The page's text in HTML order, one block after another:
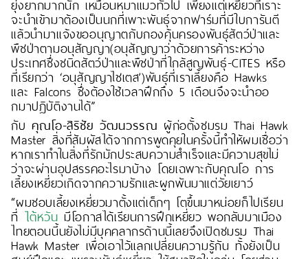
ยุ่งยากมากนัก เหมือนหมาแมวทั่วไป เพียงแต่เหยี่ยวที่เราะ
จะนำเข้ามาต้องเป็นนกที่เพาะพันธุ์จากฟาร์มที่มีใบการันตี
แล้วนำมาแจ้งขออนุญาตกับกองคุ้นครองพันธุ์สัตว์ป่าและ
พืชป่าตามอนุสัญญา(อนุสัญญาว่าด้วยการค้าระหว่าง
ประเทศซึ่งชนิดสัตว์ป่าและพืชป่าที่ใกล้สูญพันธุ์-CITES หรือ
ที่เรียกว่า ‘อนุสัญญาไชเตส’)พันธุ์ที่เราเลี้ยงคือ Hawks
และ Falcons ซึ่งต้องใช้เวลาฝึกถึง 5 เดือนจึงจะนำออ
กมาปฎิบัติงานได้”
กับ คุณโอ-สิริชัย วัฒนวรรณ ผู้ก่อตั้งชมรม Thai Hawk
Master สิ่งที่สัมผัสได้จากการพูดคุยในครั้งนี้ทำให้ผมเชื่อว่า
หากเราทำในสิ่งที่รักมักประสบความสำเร็จและมีความสุขไม่
ว่าจะผ่านอุปสรรคอะไรมาบ้าง โดยเฉพาะกับคุณโอ การ
เลี้ยงเหยี่ยวเกิดจากความรักและผูกพันมาแต่วัยเยาว์
“ผมชอบเลี้ยงเหยี่ยวมาตั้งแต่เด็กๆ โตขึ้นมาหน่อยก็ไปเรียน
ที่ ไต้หวัน มีโอกาสได้เรียนการฝึกเหยี่ยว พอกลับมาเมือง
ไทยตอนนี้นยังไม่มีบุคคลากรด้านนี้เลยจึงเปิดชมรม Thai
Hawk Master เพื่อเอาไว้แลกเปลี่ยนความรู้กัน ทั้งยังเป็น